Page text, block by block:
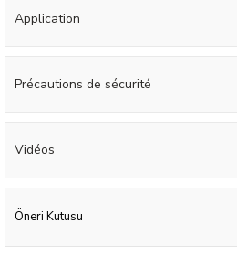
Application
Précautions de sécurité
Vidéos
Öneri Kutusu